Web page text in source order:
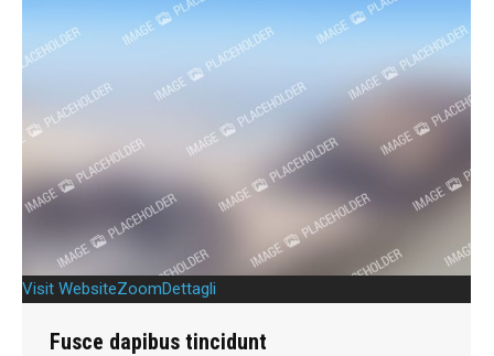
Visit WebsiteZoomDettagli
Fusce dapibus tincidunt